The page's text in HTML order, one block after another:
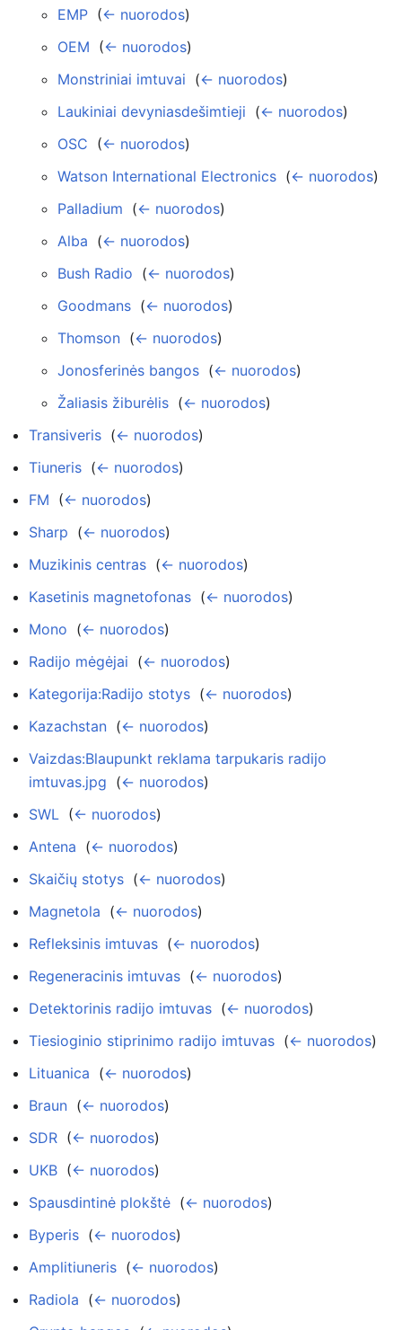
EMP (← nuorodos)
OEM (← nuorodos)
Monstriniai imtuvai (← nuorodos)
Laukiniai devyniasdešimtieji (← nuorodos)
OSC (← nuorodos)
Watson International Electronics (← nuorodos)
Palladium (← nuorodos)
Alba (← nuorodos)
Bush Radio (← nuorodos)
Goodmans (← nuorodos)
Thomson (← nuorodos)
Jonosferinės bangos (← nuorodos)
Žaliasis žiburėlis (← nuorodos)
Transiveris (← nuorodos)
Tiuneris (← nuorodos)
FM (← nuorodos)
Sharp (← nuorodos)
Muzikinis centras (← nuorodos)
Kasetinis magnetofonas (← nuorodos)
Mono (← nuorodos)
Radijo mėgėjai (← nuorodos)
Kategorija:Radijo stotys (← nuorodos)
Kazachstan (← nuorodos)
Vaizdas:Blaupunkt reklama tarpukaris radijo
imtuvas.jpg (← nuorodos)
SWL (← nuorodos)
Antena (← nuorodos)
Skaičių stotys (← nuorodos)
Magnetola (← nuorodos)
Refleksinis imtuvas (← nuorodos)
Regeneracinis imtuvas (← nuorodos)
Detektorinis radijo imtuvas (← nuorodos)
Tiesioginio stiprinimo radijo imtuvas (← nuorodos)
Lituanica (← nuorodos)
Braun (← nuorodos)
SDR (← nuorodos)
UKB (← nuorodos)
Spausdintinė plokštė (← nuorodos)
Byperis (← nuorodos)
Amplitiuneris (← nuorodos)
Radiola (← nuorodos)